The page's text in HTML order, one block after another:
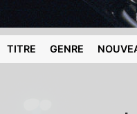
TITRE GENRE